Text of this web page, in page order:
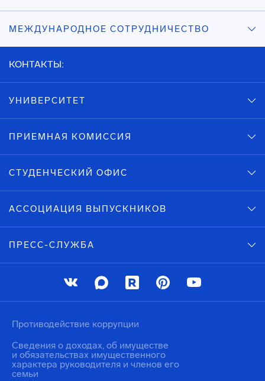
МЕЖДУНАРОДНОЕ СОТРУДНИЧЕСТВО
КОНТАКТЫ:
УНИВЕРСИТЕТ
ПРИЕМНАЯ КОМИССИЯ
СТУДЕНЧЕСКИЙ ОФИС
АССОЦИАЦИЯ ВЫПУСКНИКОВ
ПРЕСС-СЛУЖБА
Противодействие коррупции
Сведения о доходах, об имуществе
и обязательствах имущественного
характера руководителя и членов его
семьи